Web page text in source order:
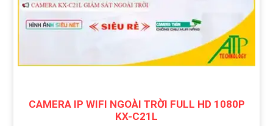
CAMERA IP WIFI NGOÀI TRỜI FULL HD 1080P
KX-C21L